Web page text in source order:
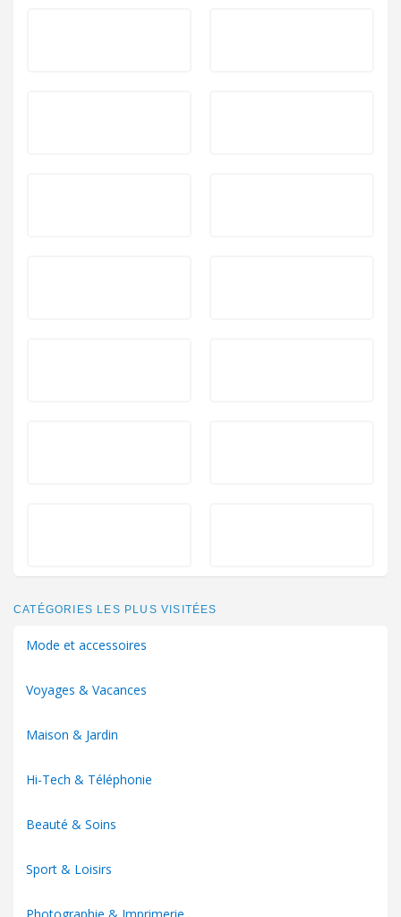
CATÉGORIES LES PLUS VISITÉES
Mode et accessoires
Voyages & Vacances
Maison & Jardin
Hi-Tech & Téléphonie
Beauté & Soins
Sport & Loisirs